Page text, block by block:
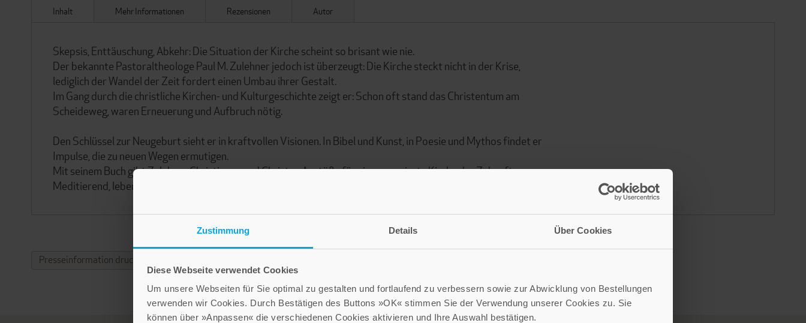
Zustimmung Details Über Cookies
Diese Webseite verwendet Cookies
Um unsere Webseiten für Sie optimal zu gestalten und fortlaufend zu verbessern sowie zur Abwicklung von Bestellungen
verwenden wir Cookies. Durch Bestätigen des Buttons »OK« stimmen Sie der Verwendung unserer Cookies zu. Sie
können über »Anpassen« die verschiedenen Cookies aktivieren und Ihre Auswahl bestätigen.
Inhalt
Skepsis, Enttäuschung, Abkehr: Die Situation der Kirche scheint so brisant wie nie.
Der bekannte Pastoraltheologe Paul M. Zulehner jedoch ist überzeugt: Die Kirche steckt nicht in der Krise,
lediglich der Wandel der Zeit fordert einen Umbau ihrer Gestalt.
Im Gang durch die christliche Kirchen- und Kulturgeschichte zeigt er: Schon oft stand das Christentum am
Scheideweg, waren Erneuerung und Aufbruch nötig.
Den Schlüssel zur Neugeburt sieht er in kraftvollen Visionen. In Bibel und Kunst, in Poesie und Mythos findet er
Impulse, die zu neuen Wegen ermutigen.
Mit seinem Buch gibt Zulehner Christinnen und Christen Anstöße für eine engagierte Kirche der Zukunft.
Meditierend, lebensnah und konkret fordert seine Vision die »Auferstehung« der Kirche: Lebe!
Mehr Informationen Rezensionen Autor
Presseinformation drucken